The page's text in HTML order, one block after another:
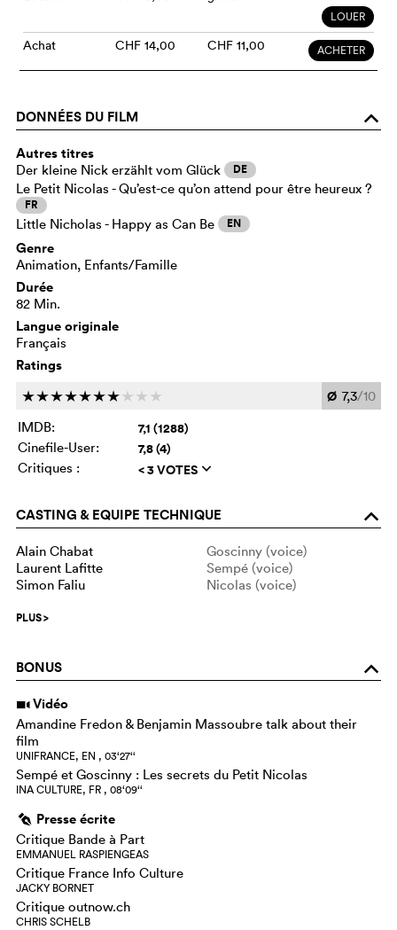
LOUER
Achat CHF 14,00 CHF 11,00 ACHETER
DONNÉES DU FILM o
Autres titres
Der kleine Nick erzählt vom Glück DE
Le Petit Nicolas - Qu’est-ce qu’on attend pour être heureux ?
FR
Little Nicholas - Happy as Can Be EN
Genre
Animation, Enfants/Famille
Durée
82 Min.
Langue originale
Français
Ratings
ccccccc c c c Ø 7,3/10
IMDB:
7,1 (1288)
Cinefile-User: 7,8 (4)
Critiques : < 3 VOTES q
CASTING & EQUIPE TECHNIQUE o
Alain Chabat
Goscinny (voice)
Laurent Lafitte
Sempé (voice)
Simon Faliu
Nicolas (voice)
PLUS>
BONUS o
i Vidéo
Amandine Fredon & Benjamin Massoubre talk about their
film
UNIFRANCE, EN , 03‘27‘‘
Sempé et Goscinny : Les secrets du Petit Nicolas
INA CULTURE, FR , 08‘09‘‘
g Presse écrite
Critique Bande à Part
EMMANUEL RASPIENGEAS
Critique France Info Culture
JACKY BORNET
Critique outnow.ch
CHRIS SCHELB